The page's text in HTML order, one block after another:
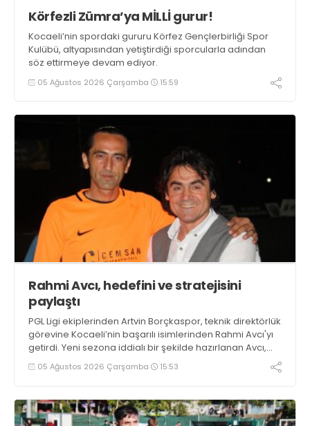
Körfezli Zümra’ya MİLLİ gurur!
Kocaeli’nin spordaki gururu Körfez Gençlerbirliği Spor
Kulübü, altyapısından yetiştirdiği sporcularla adından
söz ettirmeye devam ediyor.
05 Ağustos 2026 Çarşamba 15:59
Rahmi Avcı, hedefini ve stratejisini
paylaştı
PGL Ligi ekiplerinden Artvin Borçkaspor, teknik direktörlük
görevine Kocaeli’nin başarılı isimlerinden Rahmi Avcı'yı
getirdi. Yeni sezona iddialı bir şekilde hazırlanan Avcı,
duygularını aktardı.
05 Ağustos 2026 Çarşamba 15:53